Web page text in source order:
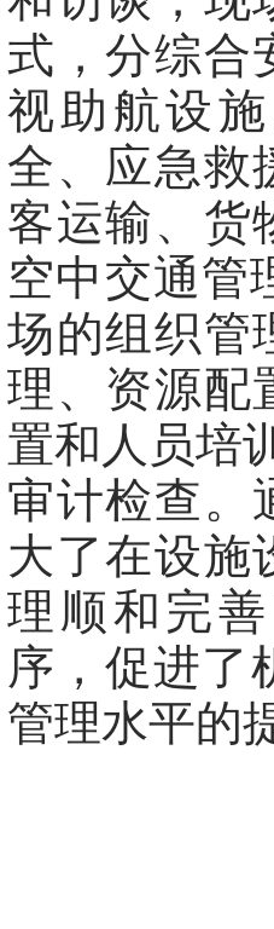
式，分综合
视助航设
全、应急救
客运输、货
空中交通管
场的组织管
理、资源配
置和人员培
审计检查。
大了在设施
理顺和完
序，促进了
管理水平的